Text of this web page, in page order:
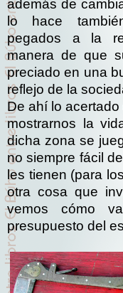
además de
lo hace
pegados a la
manera de que
preciado en una
reflejo de la
De ahí lo
mostrarnos la
dicha zona se
no siempre fácil
les tienen (para
otra cosa que
vemos cómo
presupuesto del